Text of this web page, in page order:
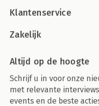
Klantenservice
Zakelijk
Altijd op de hoogte
Schrijf u in voor onze
met relevante
events en de beste